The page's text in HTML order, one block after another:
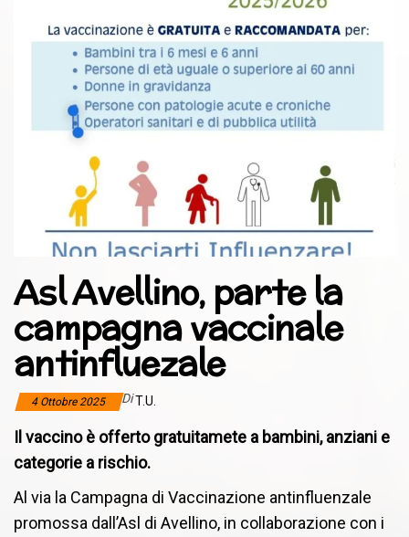
Asl Avellino, parte la
campagna vaccinale
antinfluezale
4 Ottobre 2025 DiT.U.
Il vaccino è offerto gratuitamete a bambini, anziani e
categorie a rischio.
Al via la Campagna di Vaccinazione antinfluenzale
promossa dall’Asl di Avellino, in collaborazione con i